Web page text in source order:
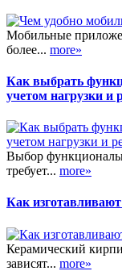
Мобильные
более... more»
Как выбрать
учетом нагрузки и
Выбор
требует... more»
Как
Керамический
зависят... more»